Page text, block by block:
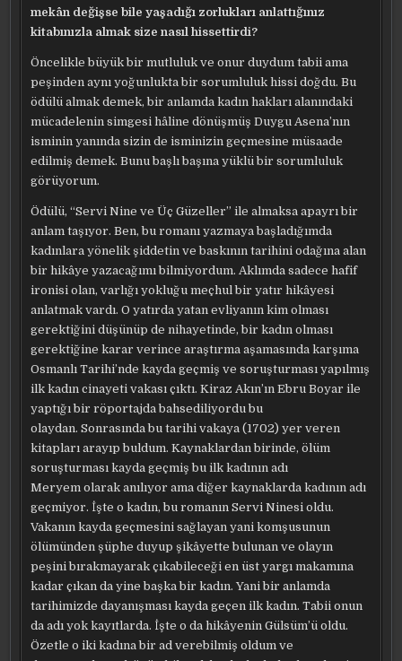
mekân değişse bile yaşadığı zorlukları anlattığınız
kitabınızla almak size nasıl hissettirdi?
Öncelikle büyük bir mutluluk ve onur duydum tabii ama
peşinden aynı yoğunlukta bir sorumluluk hissi doğdu. Bu
ödülü almak demek, bir anlamda kadın hakları alanındaki
mücadelenin simgesi hâline dönüşmüş Duygu Asena’nın
isminin yanında sizin de isminizin geçmesine müsaade
edilmiş demek. Bunu başlı başına yüklü bir sorumluluk
görüyorum.
Ödülü, “Servi Nine ve Üç Güzeller” ile almaksa apayrı bir
anlam taşıyor. Ben, bu romanı yazmaya başladığımda
kadınlara yönelik şiddetin ve baskının tarihini odağına alan
bir hikâye yazacağımı bilmiyordum. Aklımda sadece hafif
ironisi olan, varlığı yokluğu meçhul bir yatır hikâyesi
anlatmak vardı. O yatırda yatan evliyanın kim olması
gerektiğini düşünüp de nihayetinde, bir kadın olması
gerektiğine karar verince araştırma aşamasında karşıma
Osmanlı Tarihi’nde kayda geçmiş ve soruşturması yapılmış
ilk kadın cinayeti vakası çıktı. Kiraz Akın’ın Ebru Boyar ile
yaptığı bir röportajda bahsediliyordu bu
olaydan. Sonrasında bu tarihi vakaya (1702) yer veren
kitapları arayıp buldum. Kaynaklardan birinde, ölüm
soruşturması kayda geçmiş bu ilk kadının adı
Meryem olarak anılıyor ama diğer kaynaklarda kadının adı
geçmiyor. İşte o kadın, bu romanın Servi Ninesi oldu.
Vakanın kayda geçmesini sağlayan yani komşusunun
ölümünden şüphe duyup şikâyette bulunan ve olayın
peşini bırakmayarak çıkabileceği en üst yargı makamına
kadar çıkan da yine başka bir kadın. Yani bir anlamda
tarihimizde dayanışması kayda geçen ilk kadın. Tabii onun
da adı yok kayıtlarda. İşte o da hikâyenin Gülsüm’ü oldu.
Özetle o iki kadına bir ad verebilmiş oldum ve